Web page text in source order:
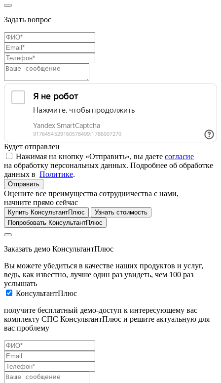
Задать вопрос
Будет отправлен
Нажимая на кнопку «Отправить», вы даете согласие
на обработку персональных данных. Подробнее об обработке
данных в Политике.
Отправить
Оцените все преимущества сотрудничества с нами,
начните прямо сейчас
Купить КонсультантПлюс
Узнать стоимость
Попробовать КонсультантПлюс
Заказать демо КонсультантПлюс
Вы можете убедиться в качестве наших продуктов и услуг,
ведь, как известно, лучше один раз увидеть, чем 100 раз
услышать
КонсультантПлюс
получите бесплатный демо-доступ к интересующему вас
комплекту СПС КонсультантПлюс и решите актуальную для
вас проблему